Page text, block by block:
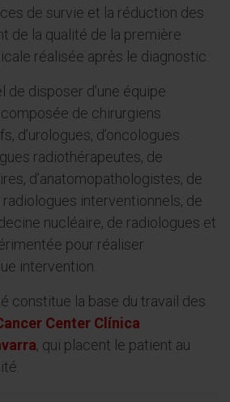
de survie et la réduction des
de la qualité de la première
réalisée après le diagnostic.
de disposer d’une équipe
de chirurgiens
d’urologues, d’oncologues
radiothérapeutes, de
d’anatomopathologistes, de
interventionnels, de
nucléaire, de radiologues et
pour réaliser
intervention.
constitue la base du travail des
Center Clínica
, qui placent le patient au